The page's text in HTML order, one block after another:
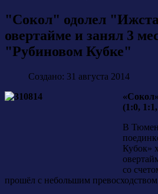
"Сокол" одолел
овертайме и занял 3
"Рубиновом Кубке"
Создано: 31 августа 2014
(1:0,
В
Кубок»
со
прошёл с небольшим превосходством